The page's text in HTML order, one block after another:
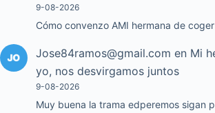
9-08-2026
Cómo convenzo AMI hermana de
Jose84ramos@gmail.com en Mi
yo, nos desvirgamos juntos
9-08-2026
Muy buena la trama edperemos sigan